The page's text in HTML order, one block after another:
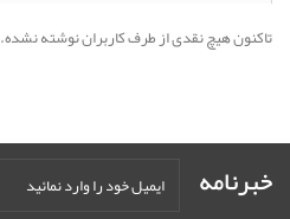
تاکنون هیچ نقدی از طرف کاربران نوشته نشده.
خبرنامه